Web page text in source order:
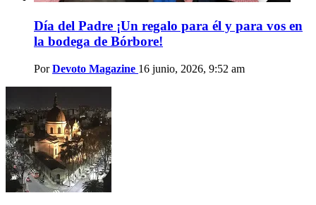
Día del Padre ¡Un regalo para él y para vos en
la bodega de Bórbore!
Por Devoto Magazine 16 junio, 2026, 9:52 am